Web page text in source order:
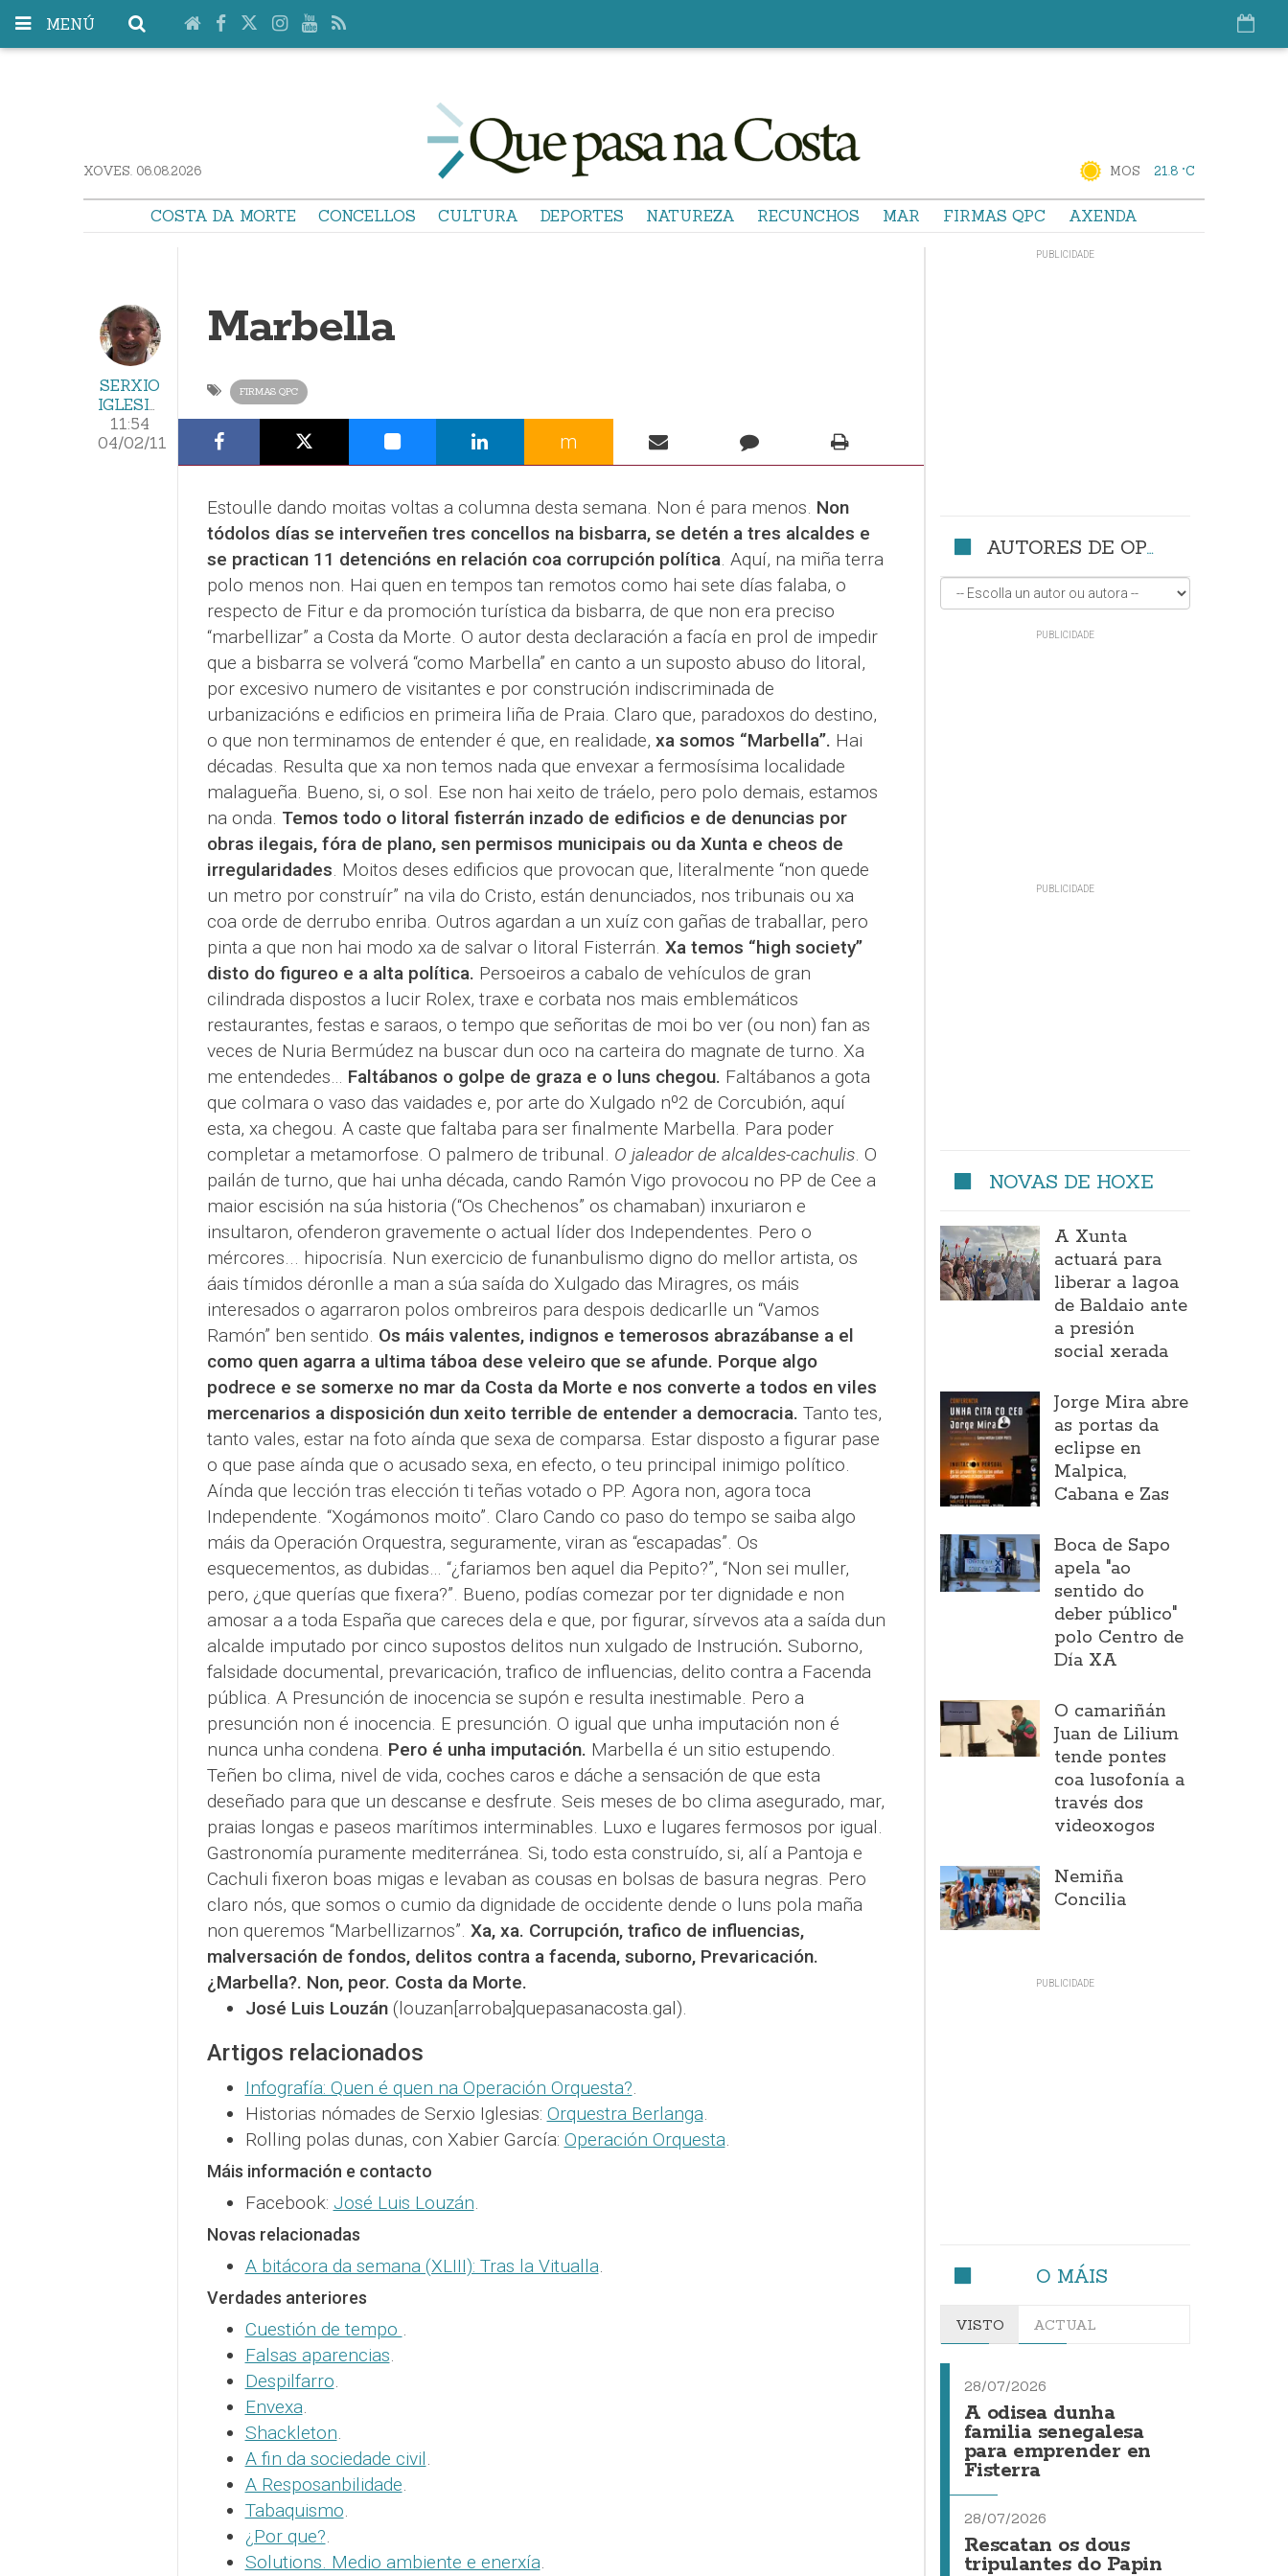
MENÚ
XOVES. 06.08.2026 MOS 21.8 °C
COSTA DA MORTE CONCELLOS CULTURA DEPORTES NATUREZA RECUNCHOS MAR FIRMAS QPC AXENDA
SERXIO
IGLESIAS
11:54
04/02/11
Marbella
FIRMAS QPC
m
Estoulle dando moitas voltas a columna desta semana. Non é para menos. Non
tódolos días se interveñen tres concellos na bisbarra, se detén a tres alcaldes e
se practican 11 detencións en relación coa corrupción política. Aquí, na miña terra
polo menos non. Hai quen en tempos tan remotos como hai sete días falaba, o
respecto de Fitur e da promoción turística da bisbarra, de que non era preciso
“marbellizar” a Costa da Morte. O autor desta declaración a facía en prol de impedir
que a bisbarra se volverá “como Marbella” en canto a un suposto abuso do litoral,
por excesivo numero de visitantes e por construción indiscriminada de
urbanizacións e edificios en primeira liña de Praia. Claro que, paradoxos do destino,
o que non terminamos de entender é que, en realidade, xa somos “Marbella”. Hai
décadas. Resulta que xa non temos nada que envexar a fermosísima localidade
malagueña. Bueno, si, o sol. Ese non hai xeito de tráelo, pero polo demais, estamos
na onda. Temos todo o litoral fisterrán inzado de edificios e de denuncias por
obras ilegais, fóra de plano, sen permisos municipais ou da Xunta e cheos de
irregularidades. Moitos deses edificios que provocan que, literalmente “non quede
un metro por construír” na vila do Cristo, están denunciados, nos tribunais ou xa
coa orde de derrubo enriba. Outros agardan a un xuíz con gañas de traballar, pero
pinta a que non hai modo xa de salvar o litoral Fisterrán. Xa temos “high society”
disto do figureo e a alta política. Persoeiros a cabalo de vehículos de gran
cilindrada dispostos a lucir Rolex, traxe e corbata nos mais emblemáticos
restaurantes, festas e saraos, o tempo que señoritas de moi bo ver (ou non) fan as
veces de Nuria Bermúdez na buscar dun oco na carteira do magnate de turno. Xa
me entendedes… Faltábanos o golpe de graza e o luns chegou. Faltábanos a gota
que colmara o vaso das vaidades e, por arte do Xulgado nº2 de Corcubión, aquí
esta, xa chegou. A caste que faltaba para ser finalmente Marbella. Para poder
completar a metamorfose. O palmero de tribunal. O jaleador de alcaldes-cachulis. O
pailán de turno, que hai unha década, cando Ramón Vigo provocou no PP de Cee a
maior escisión na súa historia (“Os Chechenos” os chamaban) inxuriaron e
insultaron, ofenderon gravemente o actual líder dos Independentes. Pero o
mércores... hipocrisía. Nun exercicio de funanbulismo digno do mellor artista, os
áais tímidos déronlle a man a súa saída do Xulgado das Miragres, os máis
interesados o agarraron polos ombreiros para despois dedicarlle un “Vamos
Ramón” ben sentido. Os máis valentes, indignos e temerosos abrazábanse a el
como quen agarra a ultima táboa dese veleiro que se afunde. Porque algo
podrece e se somerxe no mar da Costa da Morte e nos converte a todos en viles
mercenarios a disposición dun xeito terrible de entender a democracia. Tanto tes,
tanto vales, estar na foto aínda que sexa de comparsa. Estar disposto a figurar pase
o que pase aínda que o acusado sexa, en efecto, o teu principal inimigo político.
Aínda que lección tras elección ti teñas votado o PP. Agora non, agora toca
Independente. “Xogámonos moito”. Claro Cando co paso do tempo se saiba algo
máis da Operación Orquestra, seguramente, viran as “escapadas”. Os
esquecementos, as dubidas… “¿fariamos ben aquel dia Pepito?”, “Non sei muller,
pero, ¿que querías que fixera?”. Bueno, podías comezar por ter dignidade e non
amosar a a toda España que careces dela e que, por figurar, sírvevos ata a saída dun
alcalde imputado por cinco supostos delitos nun xulgado de Instrución. Suborno,
falsidade documental, prevaricación, trafico de influencias, delito contra a Facenda
pública. A Presunción de inocencia se supón e resulta inestimable. Pero a
presunción non é inocencia. E presunción. O igual que unha imputación non é
nunca unha condena. Pero é unha imputación. Marbella é un sitio estupendo.
Teñen bo clima, nivel de vida, coches caros e dáche a sensación de que esta
deseñado para que un descanse e desfrute. Seis meses de bo clima asegurado, mar,
praias longas e paseos marítimos interminables. Luxo e lugares fermosos por igual.
Gastronomía puramente mediterránea. Si, todo esta construído, si, alí a Pantoja e
Cachuli fixeron boas migas e levaban as cousas en bolsas de basura negras. Pero
claro nós, que somos o cumio da dignidade de occidente dende o luns pola maña
non queremos “Marbellizarnos”. Xa, xa. Corrupción, trafico de influencias,
malversación de fondos, delitos contra a facenda, suborno, Prevaricación.
¿Marbella?. Non, peor. Costa da Morte.
José Luis Louzán(louzan[arroba]quepasanacosta.gal).
Artigos relacionados
Infografía: Quen é quen na Operación Orquesta?.
Historias nómades de Serxio Iglesias: Orquestra Berlanga.
Rolling polas dunas, con Xabier García: Operación Orquesta.
Máis información e contacto
Facebook: José Luis Louzán.
Novas relacionadas
A bitácora da semana (XLIII): Tras la Vitualla.
Verdades anteriores
Cuestión de tempo .
Falsas aparencias.
Despilfarro.
Envexa.
Shackleton.
A fin da sociedade civil.
A Resposanbilidade.
Tabaquismo.
¿Por que?.
Solutions. Medio ambiente e enerxía.
AUTORES DE OPINIÓN
NOVAS DE HOXE
A Xunta
actuará para
liberar a lagoa
de Baldaio ante
a presión
social xerada
Jorge Mira abre
as portas da
eclipse en
Malpica,
Cabana e Zas
Boca de Sapo
apela "ao
sentido do
deber público"
polo Centro de
Día XA
O camariñán
Juan de Lilium
tende pontes
coa lusofonía a
través dos
videoxogos
Nemiña
Concilia
O MÁIS
VISTO ACTUAL
28/07/2026
A odisea dunha
familia senegalesa
para emprender en
Fisterra
28/07/2026
Rescatan os dous
tripulantes do Papin